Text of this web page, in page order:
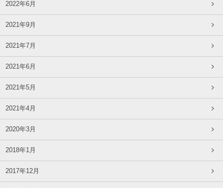
2022年6月
2021年9月
2021年7月
2021年6月
2021年5月
2021年4月
2020年3月
2018年1月
2017年12月